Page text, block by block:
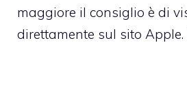
maggiore il consiglio è di
direttamente sul sito Apple